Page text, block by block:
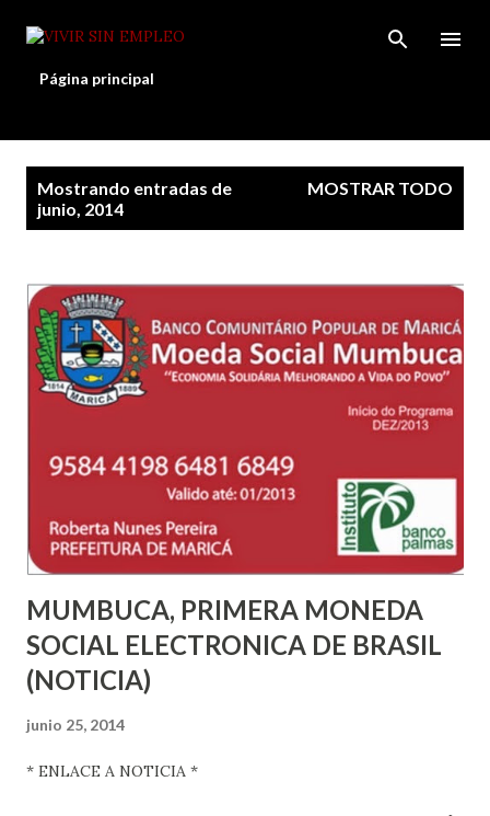
Ir al contenido principal
Página principal
Mostrando entradas de
junio, 2014
MOSTRAR TODO
MUMBUCA, PRIMERA MONEDA
SOCIAL ELECTRONICA DE BRASIL
(NOTICIA)
junio 25, 2014
* ENLACE A NOTICIA *